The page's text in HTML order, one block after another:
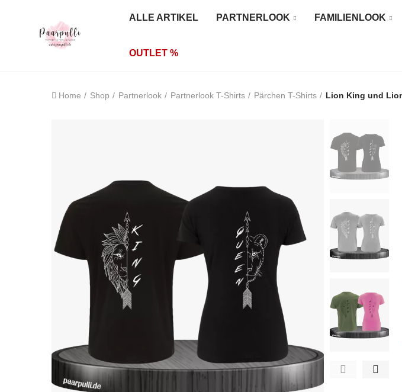
ALLE ARTIKEL PARTNERLOOK FAMILIENLOOK
OUTLET %
Home Shop Partnerlook Partnerlook T-Shirts Pärchen T-Shirts Lion King und